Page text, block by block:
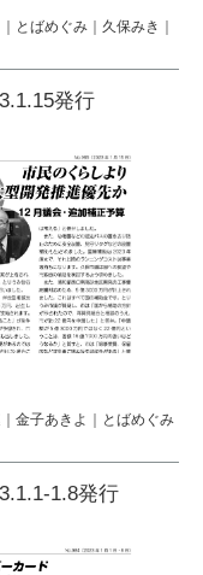
とばめぐみ 久保みき
発行
金子あきよ
とばめぐみ
1.8発行